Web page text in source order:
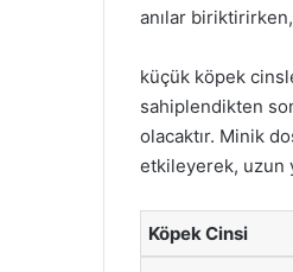
anılar
küçük köpek
sahiplendikten
olacaktır. Minik
etkileyerek, uzun
Köpek Cinsi